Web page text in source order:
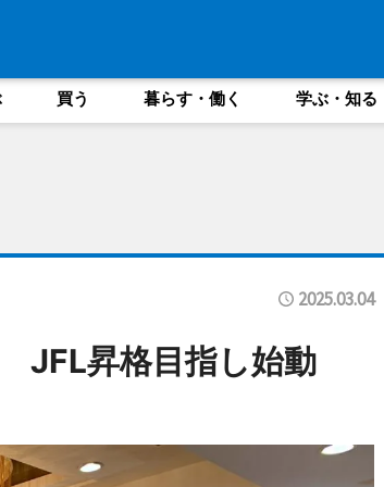
買う 暮らす・働く 学ぶ・知る
2025.03.04
JFL昇格目指し始動